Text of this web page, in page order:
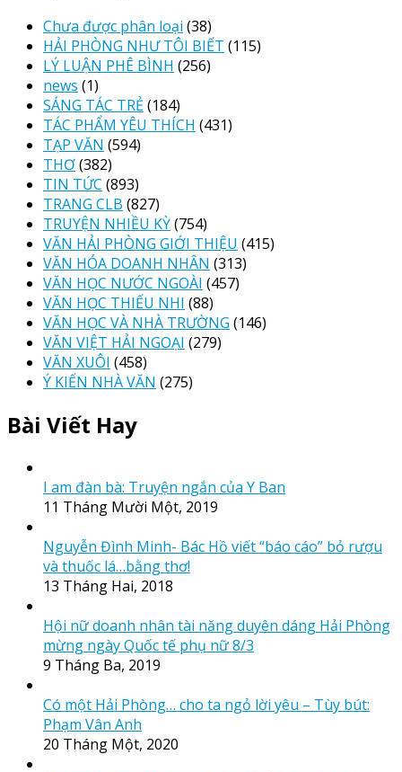
Chưa được phân loại (38)
HẢI PHÒNG NHƯ TÔI BIẾT (115)
LÝ LUẬN PHÊ BÌNH (256)
news (1)
SÁNG TÁC TRẺ (184)
TÁC PHẨM YÊU THÍCH (431)
TẠP VĂN (594)
THƠ(382)
TIN TỨC (893)
TRANG CLB (827)
TRUYỆN NHIỀU KỲ(754)
VĂN HẢI PHÒNG GIỚI THIỆU (415)
VĂN HÓA DOANH NHÂN (313)
VĂN HỌC NƯỚC NGOÀI (457)
VĂN HỌC THIẾU NHI (88)
VĂN HỌC VÀ NHÀ TRƯỜNG (146)
VĂN VIỆT HẢI NGOẠI (279)
VĂN XUÔI (458)
Ý KIẾN NHÀ VĂN (275)
Bài Viết Hay
I am đàn bà: Truyện ngắn của Y Ban
11 Tháng Mười Một, 2019
Nguyễn Đình Minh- Bác Hồ viết “báo cáo” bỏ rượu
và thuốc lá…bằng thơ!
13 Tháng Hai, 2018
Hội nữ doanh nhân tài năng duyên dáng Hải Phòng
mừng ngày Quốc tế phụ nữ 8/3
9 Tháng Ba, 2019
Có một Hải Phòng… cho ta ngỏ lời yêu – Tùy bút:
Phạm Vân Anh
20 Tháng Một, 2020